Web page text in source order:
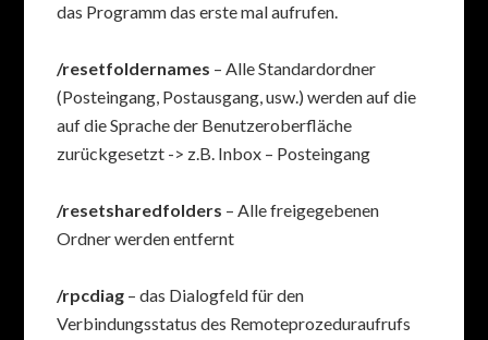
das Programm das erste mal aufrufen.
/resetfoldernames – Alle Standardordner
(Posteingang, Postausgang, usw.) werden auf die
auf die Sprache der Benutzeroberfläche
zurückgesetzt -> z.B. Inbox – Posteingang
/resetsharedfolders – Alle freigegebenen
Ordner werden entfernt
/rpcdiag – das Dialogfeld für den
Verbindungsstatus des Remoteprozeduraufrufs